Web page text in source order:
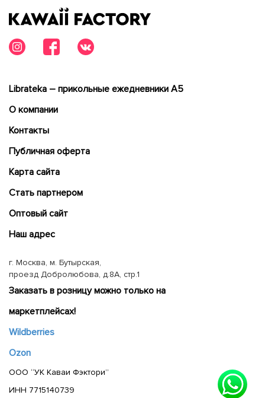
Librateka – прикольные ежедневники А5
О компании
Контакты
Публичная оферта
Карта сайта
Cтать партнером
Оптовый сайт
Наш адрес
г. Москва, м. Бутырская,
проезд Добролюбова, д.8А, стр.1
Заказать в розницу можно только на
маркетплейсах!
Wildberries
Ozon
ООО “УК Каваи Фэктори”
ИНН 7715140739